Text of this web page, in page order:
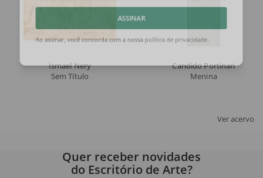
Ismael Nery
Sem Título
Candido Portinari
Menina
Ver acervo
ASSINAR
Quer receber novidades
do Escritório de Arte?